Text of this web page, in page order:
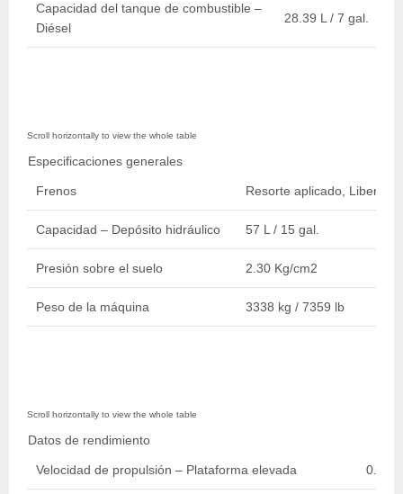
Capacidad del tanque de combustible –
Diésel
28.39 L / 7 gal.
Especificaciones generales
Frenos Resorte aplicado,
Capacidad – Depósito hidráulico 57 L / 15 gal.
Presión sobre el suelo 2.30 Kg/cm2
Peso de la máquina 3338 kg / 7359 lb
Datos de rendimiento
Velocidad de propulsión – Plataforma elevada 0.80